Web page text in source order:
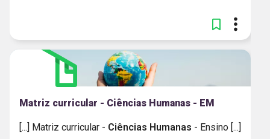
Matriz curricular - Ciências Humanas - EM
[...] Matriz curricular - Ciências Humanas - Ensino [...]